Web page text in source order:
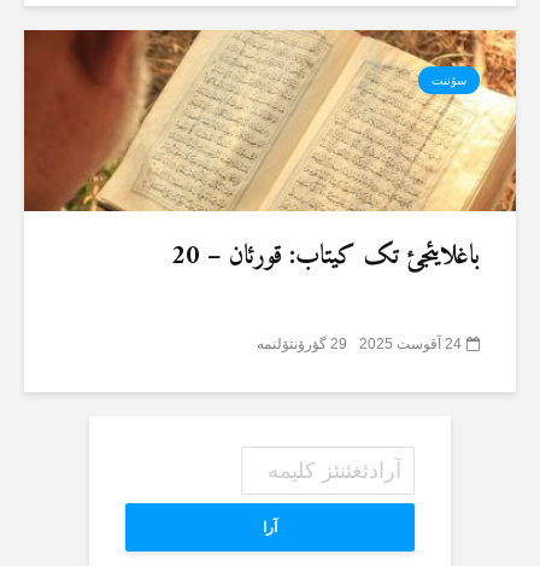
سۆننت
باغلایئجئ تک کیتاب: قورئان – 20
24 آقوست 2025 29 گؤرۆنتۆلنمە
آرا